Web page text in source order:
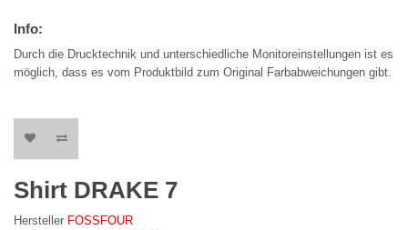
Info:
Durch die Drucktechnik und unterschiedliche Monitoreinstellungen ist es
möglich, dass es vom Produktbild zum Original Farbabweichungen gibt.
Shirt DRAKE 7
Hersteller FOSSFOUR